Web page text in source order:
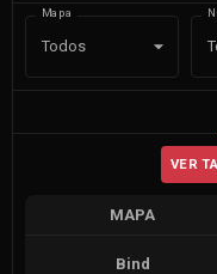
Mapa
Todos
VER
MAPA
Bind